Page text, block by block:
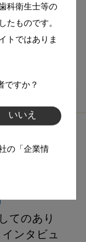
科衛生士等の
たものです。
トではありま
ですか？
いいえ
の「企業情
ネーター
ブ
てのあり
ンタビュ